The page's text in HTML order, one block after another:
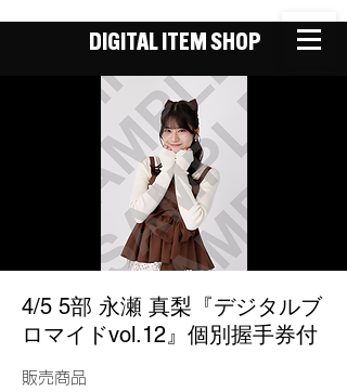
DIGITAL ITEM SHOP
4/5 5部 永瀬 真梨『デジタルブ
ロマイドvol.12』個別握手券付
販売商品